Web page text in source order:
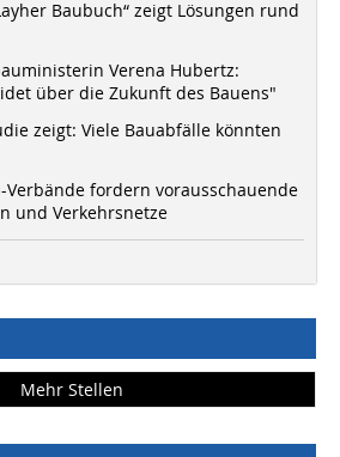
Baubuch“ zeigt Lösungen rund
Verena Hubertz:
über die Zukunft des Bauens"
zeigt: Viele Bauabfälle könnten
Verbände fordern vorausschauende
und Verkehrsnetze
Mehr Stellen